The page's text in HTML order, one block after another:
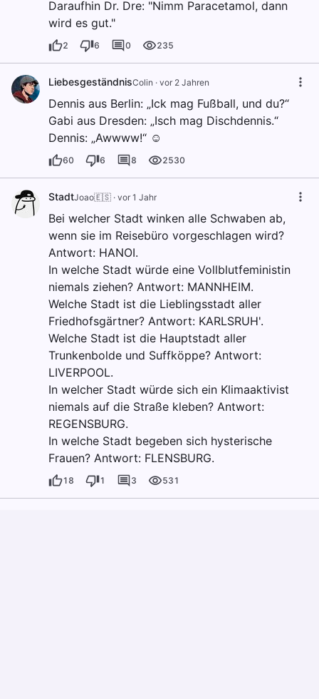
Daraufhin Dr. Dre: "Nimm Paracetamol, dann
wird es gut."
2 6 0 235
LiebesgeständnisColin · vor 2 Jahren
Dennis aus Berlin: „Ick mag Fußball, und du?“
Gabi aus Dresden: „Isch mag Dischdennis.“
Dennis: „Awwww!“ ☺️
60 6 8 2530
StadtJoao🇪🇸 · vor 1 Jahr
Bei welcher Stadt winken alle Schwaben ab,
wenn sie im Reisebüro vorgeschlagen wird?
Antwort: HANOI.
In welche Stadt würde eine Vollblutfeministin
niemals ziehen? Antwort: MANNHEIM.
Welche Stadt ist die Lieblingsstadt aller
Friedhofsgärtner? Antwort: KARLSRUH'.
Welche Stadt ist die Hauptstadt aller
Trunkenbolde und Suffköppe? Antwort:
LIVERPOOL.
In welcher Stadt würde sich ein Klimaaktivist
niemals auf die Straße kleben? Antwort:
REGENSBURG.
In welche Stadt begeben sich hysterische
Frauen? Antwort: FLENSBURG.
18 1 3 531